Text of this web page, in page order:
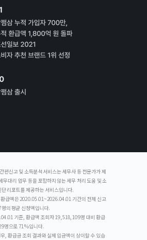
편신고 및 소득분석 서비스는 세무사 등 전문가가 제
무대리 업무 등을 포함하지 않는 세무 처리 도움 및 소
리포트를 제공하는 서비스입니다.
급액은 2020.05.01~2026.04.01 기간의 전체 신고
의 평균 신청액입니다.
기준, 환급액 조회자 19,518,109명 대비 환급
명으로 71%입니다.
, 환급금 조회 결과와 실제 입금액이 상이할 수 있습